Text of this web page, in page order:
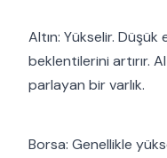
Altın: Yükselir.
beklentilerini artırır.
parlayan bir varlık.
Borsa: Genellikle